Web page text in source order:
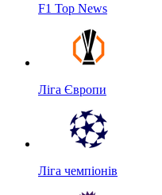
F1 Top News
Ліга Європи
Ліга чемпіонів